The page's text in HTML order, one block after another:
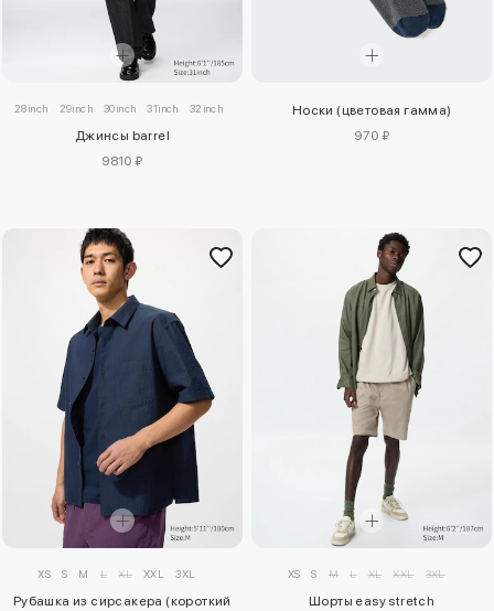
28inch 29inch 30inch 31inch 32inch 34inch 35inch 36inch 38inch
Джинсы barrel
9810 ₽
Носки (цветовая гамма)
970 ₽
XS S M L XL XXL 3XL
Рубашка из сирсакера (короткий
XS S M L XL XXL 3XL
Шорты easy stretch